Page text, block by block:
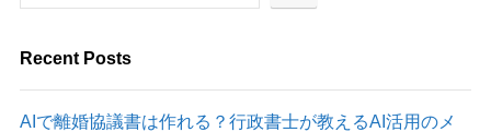
Recent Posts
AIで離婚協議書は作れる？行政書士が教えるAI活用のメ